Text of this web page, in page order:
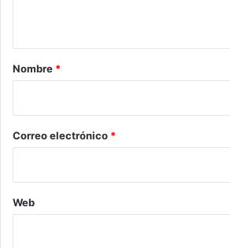
r
*
Nombre *
Correo electrónico *
Web